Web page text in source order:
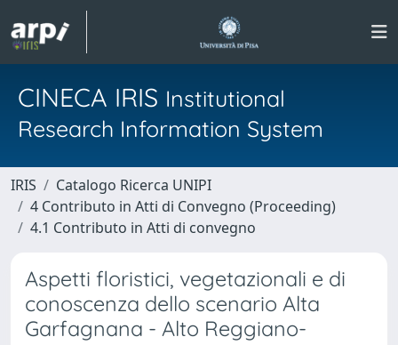
CINECA IRIS Institutional
Research Information System
IRIS
Catalogo Ricerca UNIPI
4 Contributo in Atti di Convegno (Proceeding)
4.1 Contributo in Atti di convegno
Aspetti floristici, vegetazionali e di
conoscenza dello scenario Alta
Garfagnana - Alto Reggiano-